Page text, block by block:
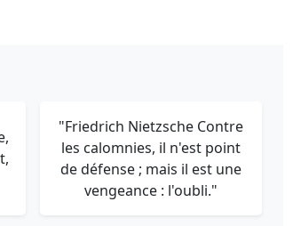
"Friedrich Nietzsche Contre
les calomnies, il n'est point
de défense ; mais il est une
vengeance : l'oubli."